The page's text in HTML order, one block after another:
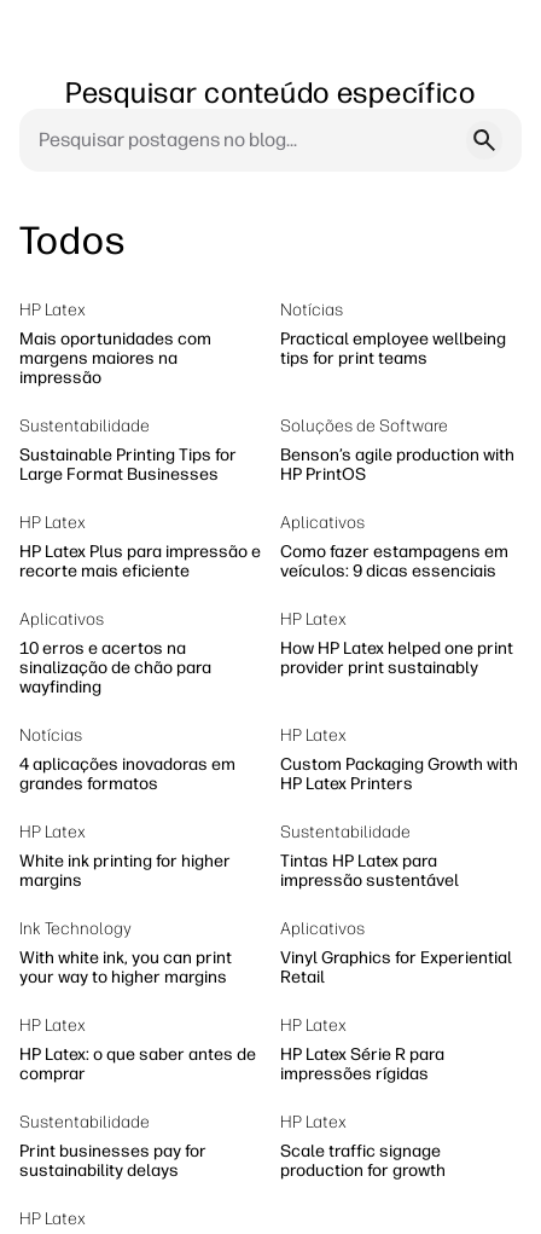
Pesquisar conteúdo específico
Todos
HP Latex
Mais oportunidades com
margens maiores na
impressão
Notícias
Practical employee wellbeing
tips for print teams
Sustentabilidade
Sustainable Printing Tips for
Large Format Businesses
Soluções de Software
Benson’s agile production with
HP PrintOS
HP Latex
HP Latex Plus para impressão e
recorte mais eficiente
Aplicativos
Como fazer estampagens em
veículos: 9 dicas essenciais
Aplicativos
10 erros e acertos na
sinalização de chão para
wayfinding
HP Latex
How HP Latex helped one print
provider print sustainably
Notícias
4 aplicações inovadoras em
grandes formatos
HP Latex
Custom Packaging Growth with
HP Latex Printers
HP Latex
White ink printing for higher
margins
Sustentabilidade
Tintas HP Latex para
impressão sustentável
Ink Technology
With white ink, you can print
your way to higher margins
Aplicativos
Vinyl Graphics for Experiential
Retail
HP Latex
HP Latex: o que saber antes de
comprar
HP Latex
HP Latex Série R para
impressões rígidas
Sustentabilidade
Print businesses pay for
sustainability delays
HP Latex
Scale traffic signage
production for growth
HP Latex